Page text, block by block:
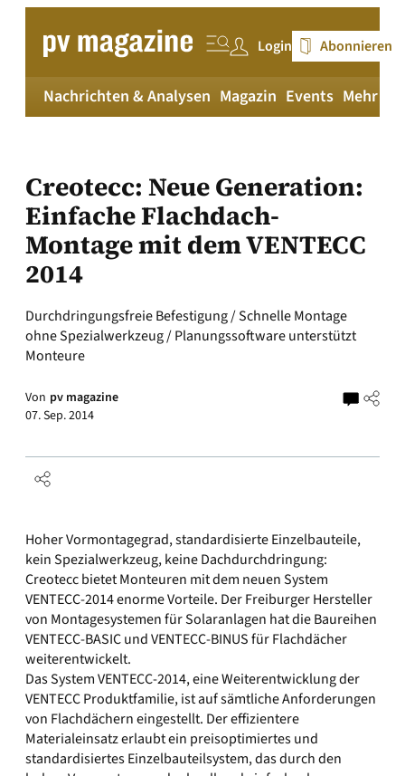
springen
Login Abonnieren
Nachrichten & Analysen Magazin Events Mehr
Creotecc: Neue Generation:
Einfache Flachdach-
Montage mit dem VENTECC
2014
Durchdringungsfreie Befestigung / Schnelle Montage
ohne Spezialwerkzeug / Planungssoftware unterstützt
Monteure
Von pv magazine
07. Sep. 2014
Hoher Vormontagegrad, standardisierte Einzelbauteile,
kein Spezialwerkzeug, keine Dachdurchdringung:
Creotecc bietet Monteuren mit dem neuen System
VENTECC-2014 enorme Vorteile. Der Freiburger Hersteller
von Montagesystemen für Solaranlagen hat die Baureihen
VENTECC-BASIC und VENTECC-BINUS für Flachdächer
weiterentwickelt.
Das System VENTECC-2014, eine Weiterentwicklung der
VENTECC Produktfamilie, ist auf sämtliche Anforderungen
von Flachdächern eingestellt. Der effizientere
Materialeinsatz erlaubt ein preisoptimiertes und
standardisiertes Einzelbauteilsystem, das durch den